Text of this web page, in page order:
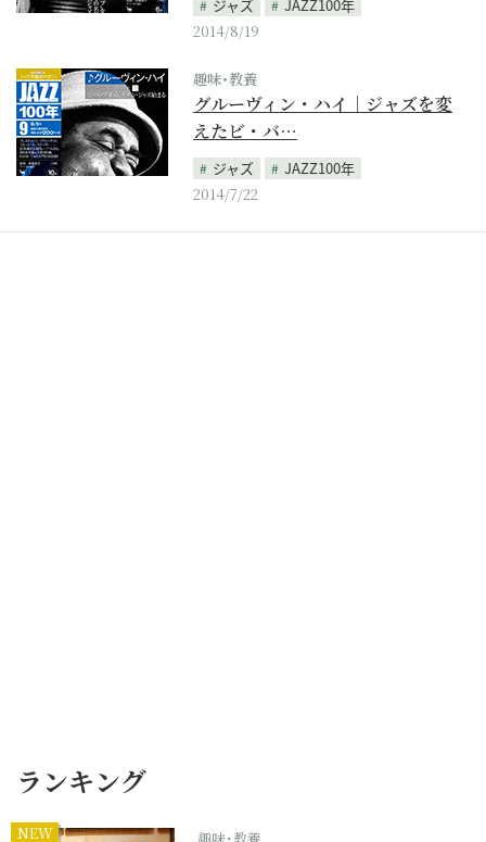
ジャズ
JAZZ100年
2014/8/19
趣味･教養
グルーヴィン・ハイ｜ジャズを変
えたビ・バ…
ジャズ
JAZZ100年
2014/7/22
ランキング
NEW